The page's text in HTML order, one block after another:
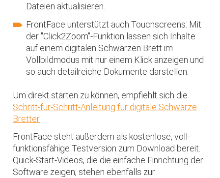
Dateien aktualisieren.
FrontFace unterstützt auch Touchscreens: Mit
der "Click2Zoom"-Funktion lassen sich Inhalte
auf einem digitalen Schwarzen Brett im
Vollbildmodus mit nur einem Klick anzeigen und
so auch detailreiche Dokumente darstellen.
Um direkt starten zu können, empfiehlt sich die
Schritt-für-Schritt-Anleitung für digitale Schwarze
Bretter
FrontFace steht außerdem als kostenlose, voll-
funktionsfähige Testversion zum Download bereit.
Quick-Start-Videos, die die einfache Einrichtung der
Software zeigen, stehen ebenfalls zur